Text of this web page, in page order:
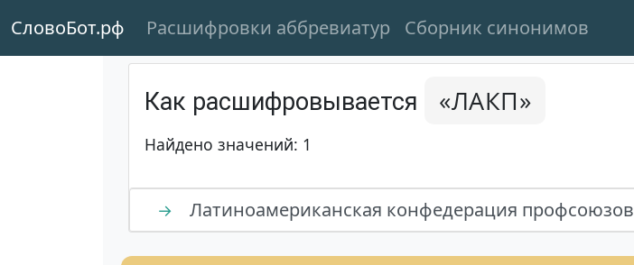
СловоБот.рф Расшифровки аббревиатур Сборник синонимов
Как расшифровывается «ЛАКП»
Найдено значений: 1
→ Латиноамериканская конфедерация профсоюзов